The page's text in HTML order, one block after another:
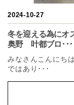
2024-10-27
冬を迎える為にオ
奥野 叶都ブロ･･･
みなさんこんにち
ではあり･･･